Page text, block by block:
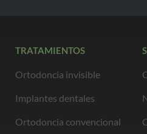
TRATAMIENTOS
Ortodoncia invisible
Implantes dentales
Ortodoncia convencional